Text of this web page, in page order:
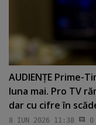
AUDIENŢE Prime-
luna mai. Pro TV
dar cu cifre în
8 IUN 2026 11:38 0